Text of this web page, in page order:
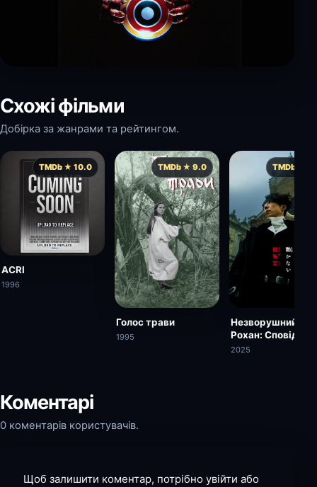
Схожі фільми
Добірка за жанрами та рейтингом.
TMDb ★ 10.0
ACRI
1996
TMDb ★ 9.0
Голос трави
1995
TMDb ★
Незворушний
Рохан:
2025
Коментарі
0 коментарів користувачів.
Щоб залишити коментар, потрібно увійти або